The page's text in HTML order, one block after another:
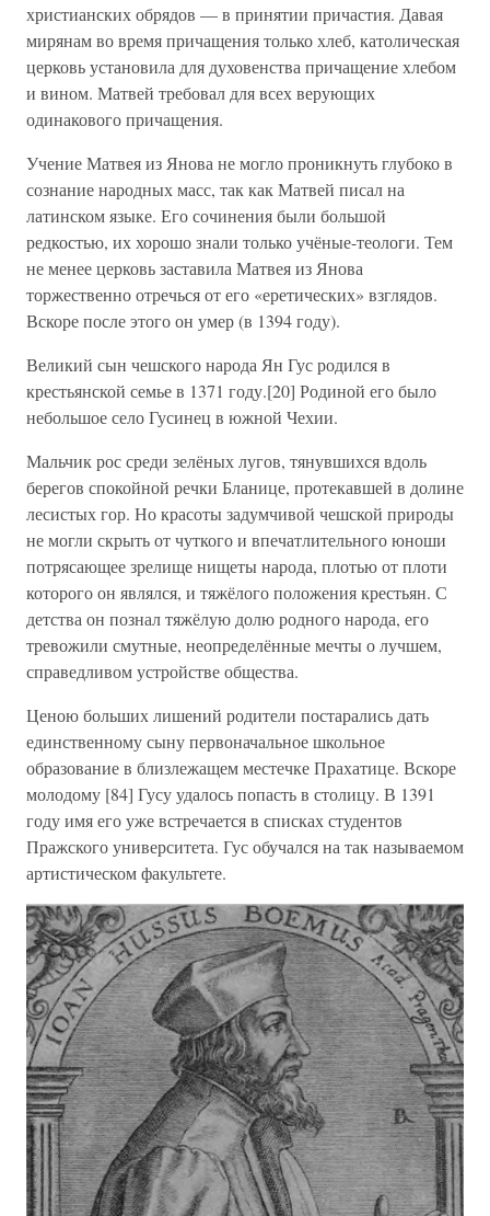
христианских обрядов — в принятии причастия. Давая
мирянам во время причащения только хлеб, католическая
церковь установила для духовенства причащение хлебом
и вином. Матвей требовал для всех верующих
одинакового причащения.
Учение Матвея из Янова не могло проникнуть глубоко в
сознание народных масс, так как Матвей писал на
латинском языке. Его сочинения были большой
редкостью, их хорошо знали только учёные-теологи. Тем
не менее церковь заставила Матвея из Янова
торжественно отречься от его «еретических» взглядов.
Вскоре после этого он умер (в 1394 году).
Великий сын чешского народа Ян Гус родился в
крестьянской семье в 1371 году.[20] Родиной его было
небольшое село Гусинец в южной Чехии.
Мальчик рос среди зелёных лугов, тянувшихся вдоль
берегов спокойной речки Бланице, протекавшей в долине
лесистых гор. Но красоты задумчивой чешской природы
не могли скрыть от чуткого и впечатлительного юноши
потрясающее зрелище нищеты народа, плотью от плоти
которого он являлся, и тяжёлого положения крестьян. С
детства он познал тяжёлую долю родного народа, его
тревожили смутные, неопределённые мечты о лучшем,
справедливом устройстве общества.
Ценою больших лишений родители постарались дать
единственному сыну первоначальное школьное
образование в близлежащем местечке Прахатице. Вскоре
молодому [84] Гусу удалось попасть в столицу. В 1391
году имя его уже встречается в списках студентов
Пражского университета. Гус обучался на так называемом
артистическом факультете.